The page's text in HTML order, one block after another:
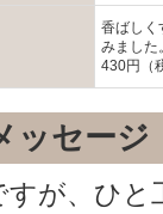
香ばしく
みました
430円（
ッセージ
が、ひと